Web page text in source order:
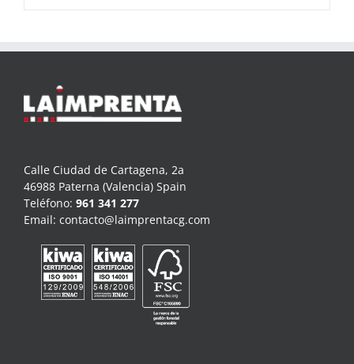
Calle Ciudad de Cartagena, 2a
46988 Paterna (Valencia) Spain
Teléfono: 961 341 277
Email: contacto@laimprentacg.com